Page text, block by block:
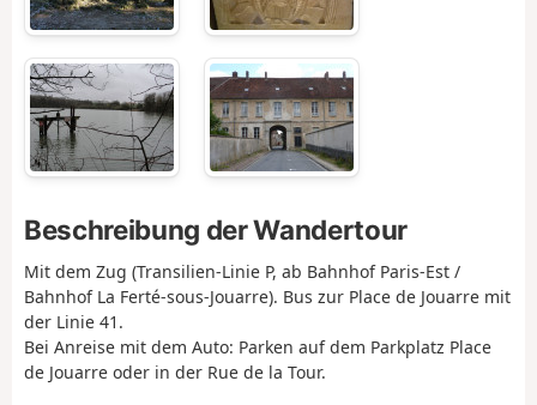
Beschreibung der Wandertour
Mit dem Zug (Transilien-Linie P, ab Bahnhof Paris-Est /
Bahnhof La Ferté-sous-Jouarre). Bus zur Place de Jouarre mit
der Linie 41.
Bei Anreise mit dem Auto: Parken auf dem Parkplatz Place
de Jouarre oder in der Rue de la Tour.